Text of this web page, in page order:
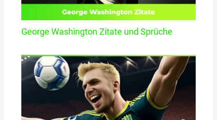
George Washington Zitate und Sprüche